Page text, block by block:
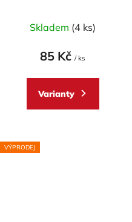
Skladem (4 ks)
85 Kč / ks
Varianty
VÝPRODEJ